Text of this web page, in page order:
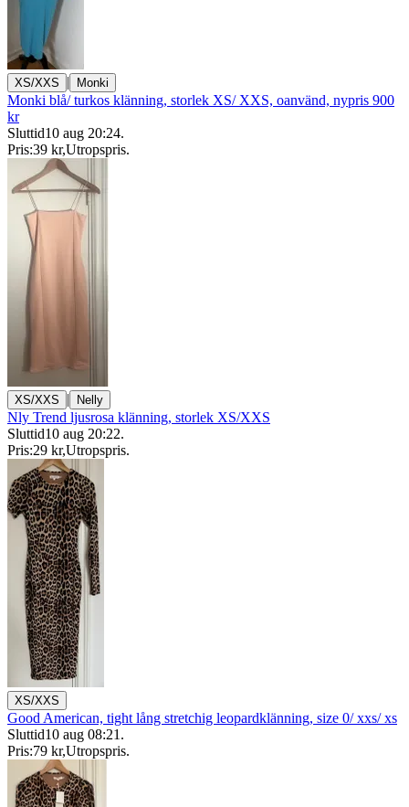
XS/XXS | Monki
Monki blå/ turkos klänning, storlek XS/ XXS, oanvänd, nypris 900
kr
Sluttid10 aug 20:24.
Pris:39 kr,Utropspris.
XS/XXS | Nelly
Nly Trend ljusrosa klänning, storlek XS/XXS
Sluttid10 aug 20:22.
Pris:29 kr,Utropspris.
XS/XXS
Good American, tight lång stretchig leopardklänning, size 0/ xxs/ xs
Sluttid10 aug 08:21 .
Pris:79 kr,Utropspris.